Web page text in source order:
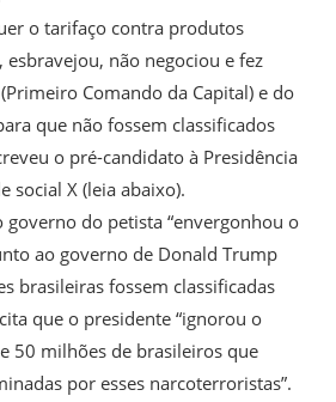
o tarifaço contra produtos
não negociou e fez
Comando da Capital) e do
que não fossem classificados
o pré-candidato à Presidência
social X (leia abaixo).
governo do petista “envergonhou o
ao governo de Donald Trump
brasileiras fossem classificadas
que o presidente “ignorou o
50 milhões de brasileiros que
por esses narcoterroristas”.